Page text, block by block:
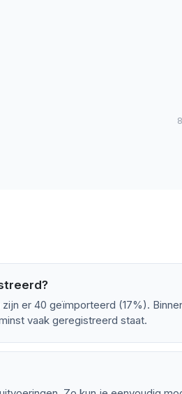
er 40 geïmporteerd (17%).
vaak geregistreerd staat.